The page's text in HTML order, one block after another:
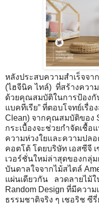
หลังประสบความสำเร็จจา
(ไฮจีนิค ไทล์) ที่สร้างควา
ด้วยคุณสมบัติในการป้องกั
แบคทีเรีย” ที่ตอบโจทย์เรื่
Clean) จากคุณสมบัติของ
กระเบื้องจะช่วยกำจัดเชื้อ
ความห่วงใยและความปล
คอตโต้ โดยบริษัท เอสซีจี
เวอร์ชั่นใหม่ล่าสุดของกลุ่
บันดาลใจจากไม้สไตล์
แผ่นเดียวกัน ลวดลายไม้ใ
Random Design ที่มีควา
ธรรมชาติจริง ๆ เชอริช ซี